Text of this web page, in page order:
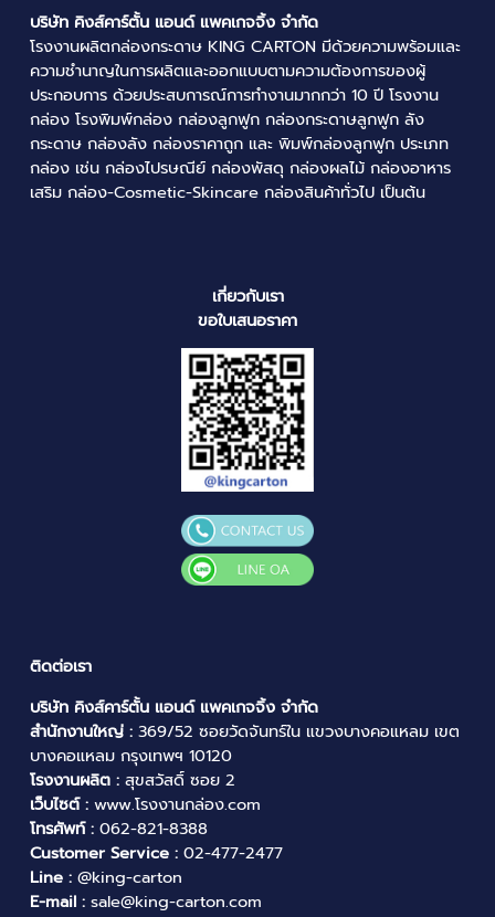
บริษัท คิงส์คาร์ตั้น แอนด์ แพคเกจจิ้ง จำกัด
โรงงานผลิตกล่องกระดาษKING CARTON มีด้วยความพร้อมและ
ความชำนาญในการผลิตและออกแบบตามความต้องการของผู้
ประกอบการ ด้วยประสบการณ์การทำงานมากกว่า 10 ปี โรงงาน
กล่อง โรงพิมพ์กล่อง กล่องลูกฟูก กล่องกระดาษลูกฟูก ลัง
กระดาษ กล่องลัง กล่องราคาถูกและ พิมพ์กล่องลูกฟูกประเภท
กล่อง เช่น กล่องไปรษณีย์ กล่องพัสดุ กล่องผลไม้กล่องอาหาร
เสริม กล่อง-Cosmetic-Skincare กล่องสินค้าทั่วไป เป็นต้น
เกี่ยวกับเรา
ขอใบเสนอราคา
ติดต่อเรา
บริษัท คิงส์คาร์ตั้น แอนด์ แพคเกจจิ้ง จำกัด
สำนักงานใหญ่ :369/52 ซอยวัดจันทร์ใน แขวงบางคอแหลม เขต
บางคอแหลม กรุงเทพฯ 10120
โรงงานผลิต :สุขสวัสดิ์ ซอย 2
เว็บไซต์ :www.โรงงานกล่อง.com
โทรศัพท์ : 062-821-8388
Customer Service : 02-477-2477
Line : @king-carton
E-mail : sale@king-carton.com